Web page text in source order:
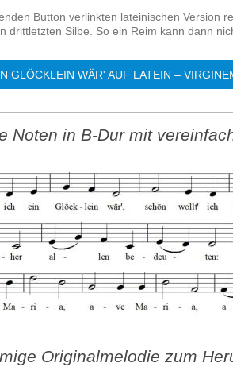
Button verlinkten lateinischen Version
drittletzten Silbe. So ein Reim kann dann
GLÖCKLEIN WÄR' AUF LATEIN –
Noten in B-Dur mit
Originalmelodie zum